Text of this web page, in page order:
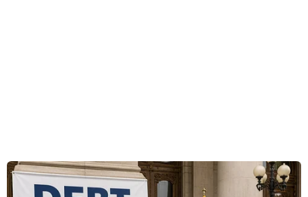
Cụ thể, theo dự thảo, công thức tính giá bán lẻ
cho phép thu hồi khoản lỗ hoạt động sản xuất